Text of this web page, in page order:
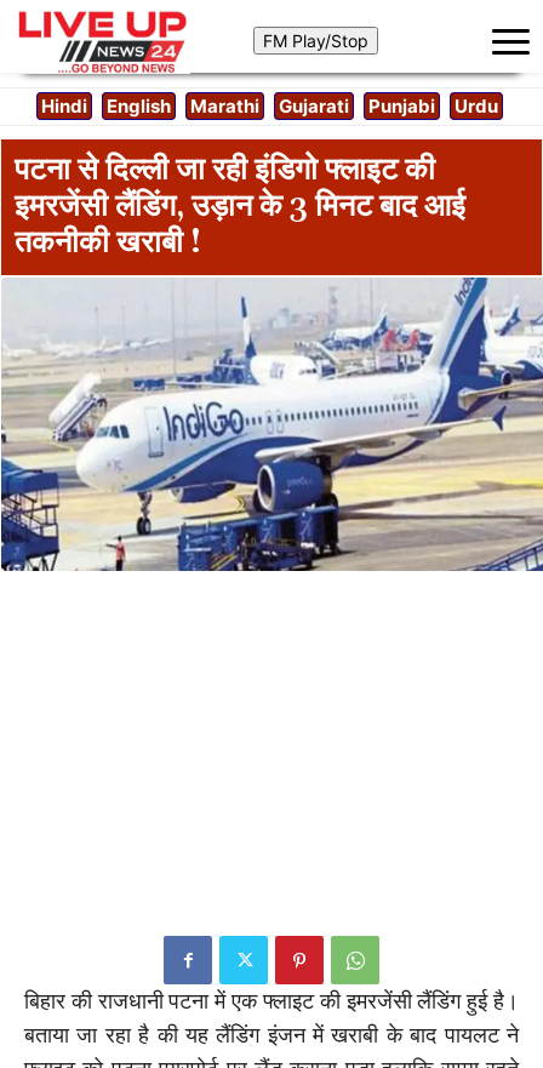
Hindi English Marathi Gujarati Punjabi Urdu
पटना से दिल्ली जा रही इंडिगो फ्लाइट की
इमरजेंसी लैंडिंग, उड़ान के 3 मिनट बाद आई
तकनीकी खराबी !
बिहार की राजधानी पटना में एक फ्लाइट की इमरजेंसी लैंडिंग हुई है।
बताया जा रहा है की यह लैंडिंग इंजन में खराबी के बाद पायलट ने